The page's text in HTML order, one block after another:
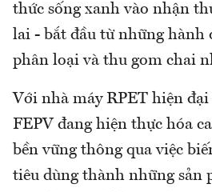
thức sống xanh vào nhận
lai - bắt đầu từ những hành
phân loại và thu gom chai
Với nhà máy RPET hiện
FEPV đang hiện thực hóa
bền vững thông qua việc
tiêu dùng thành những sản